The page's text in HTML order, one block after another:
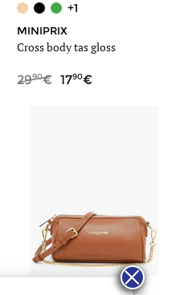
+1
MINIPRIX
Cross body tas gloss
2990 1790